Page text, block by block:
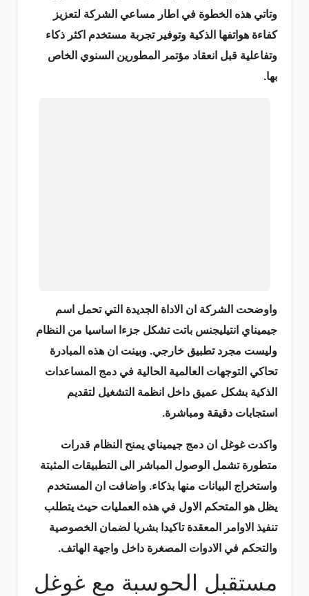
وتاتي هذه الخطوة في اطار مساعي الشركة لتعزيز
كفاءة هواتفها الذكية وتوفير تجربة مستخدم اكثر ذكاء
وتفاعلية قبل انعقاد مؤتمر المطورين السنوي الخاص
بها.
واوضحت الشركة ان الاداة الجديدة التي تحمل اسم
جيميناي انتيليجنس باتت تشكل جزءا اساسيا من النظام
وليست مجرد تطبيق خارجي. وبينت ان هذه المبادرة
تحاكي التوجهات العالمية الحالية في دمج المساعدات
الذكية بشكل عميق داخل انظمة التشغيل لتقديم
استجابات دقيقة ومباشرة.
واكدت غوغل ان دمج جيميناي يمنح النظام قدرات
متطورة تشمل الوصول المباشر الى التطبيقات المثبتة
واستخراج البيانات منها بذكاء. واضافت ان المستخدم
يظل هو المتحكم الاول في هذه العمليات حيث يتطلب
تنفيذ الاوامر المعقدة تاكيدا بشريا لضمان الخصوصية
والتحكم في الادوات المصغرة داخل واجهة الهاتف.
مستقبل الحوسبة مع غوغل